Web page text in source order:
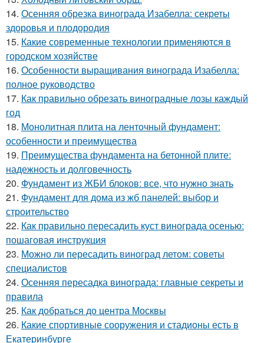
14. Осенняя обрезка винограда Изабелла: секреты
здоровья и плодородия
15. Какие современные технологии применяются в
городском хозяйстве
16. Особенности выращивания винограда Изабелла:
полное руководство
17. Как правильно обрезать виноградные лозы каждый
год
18. Монолитная плита на ленточный фундамент:
особенности и преимущества
19. Преимущества фундамента на бетонной плите:
надежность и долговечность
20. Фундамент из ЖБИ блоков: все, что нужно знать
21. Фундамент для дома из жб панелей: выбор и
строительство
22. Как правильно пересадить куст винограда осенью:
пошаговая инструкция
23. Можно ли пересадить виноград летом: советы
специалистов
24. Осенняя пересадка винограда: главные секреты и
правила
25. Как добраться до центра Москвы
26. Какие спортивные сооружения и стадионы есть в
Екатеринбурге